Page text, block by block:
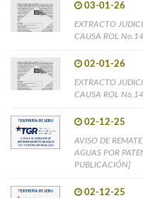
03-01-26
EXTRACTO
CAUSA ROL
02-01-26
EXTRACTO
CAUSA ROL
02-12-25
AVISO DE
AGUAS POR
PUBLICACIÓN]
02-12-25